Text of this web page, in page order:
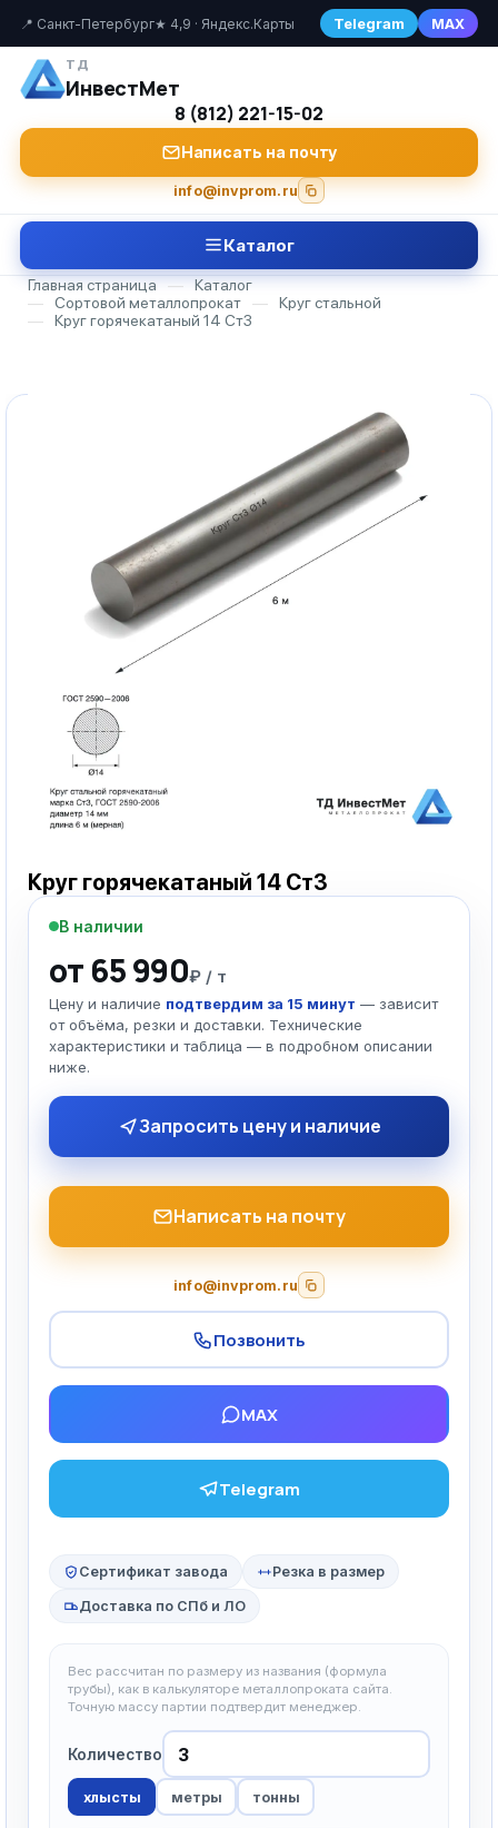
📍 Санкт-Петербург★ 4,9 · Яндекс.Карты Telegram MAX
ТД
ИнвестМет
8 (812) 221-15-02
Написать на почту
info@invprom.ru
Каталог
Главная страница —
Каталог
—
Сортовой металлопрокат —
Круг стальной
—
Круг горячекатаный 14 Ст3
Круг горячекатаный 14 Ст3
В наличии
от 65 990₽ / т
Цену и наличие подтвердим за 15 минут — зависит
от объёма, резки и доставки. Технические
характеристики и таблица — в подробном описании
ниже.
Запросить цену и наличие
Написать на почту
info@invprom.ru
Позвонить
MAX
Telegram
Сертификат завода Резка в размер
Доставка по СПб и ЛО
Вес рассчитан по размеру из названия (формула
трубы), как в калькуляторе металлопроката сайта.
Точную массу партии подтвердит менеджер.
Количество
хлысты метры тонны